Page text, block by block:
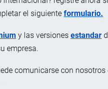
el siguiente formulario.
y las versiones estandar
empresa.
comunicarse con nosotros
líquido, así como para
en los tanques de